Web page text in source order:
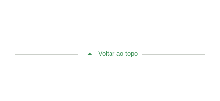
Voltar ao topo